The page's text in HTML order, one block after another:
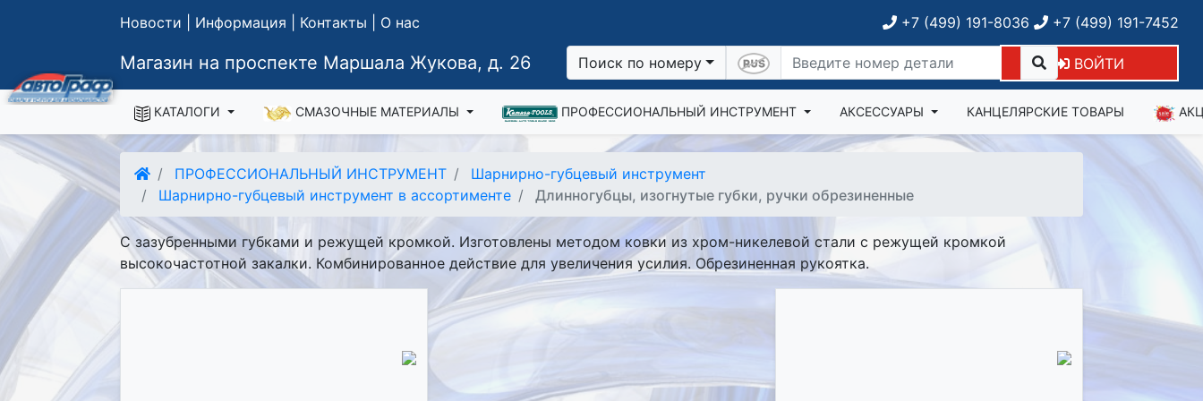
Новости Информация Контакты О нас +7 (499) 191-8036 +7 (499) 191-7452
Магазин на проспекте Маршала Жукова, д. 26 Поиск по номеру ВОЙТИ
КАТАЛОГИ СМАЗОЧНЫЕ МАТЕРИАЛЫ ПРОФЕССИОНАЛЬНЫЙ ИНСТРУМЕНТ АКСЕССУАРЫ КАНЦЕЛЯРСКИЕ ТОВАРЫ
ПРОФЕССИОНАЛЬНЫЙ ИНСТРУМЕНТ
Шарнирно-губцевый инструмент
Шарнирно-губцевый инструмент в ассортименте
Длинногубцы, изогнутые губки, ручки обрезиненные
С зазубренными губками и режущей кромкой. Изготовлены методом ковки из хром-никелевой стали с режущей кромкой
высокочастотной закалки. Комбинированное действие для увеличения усилия. Обрезиненная рукоятка.